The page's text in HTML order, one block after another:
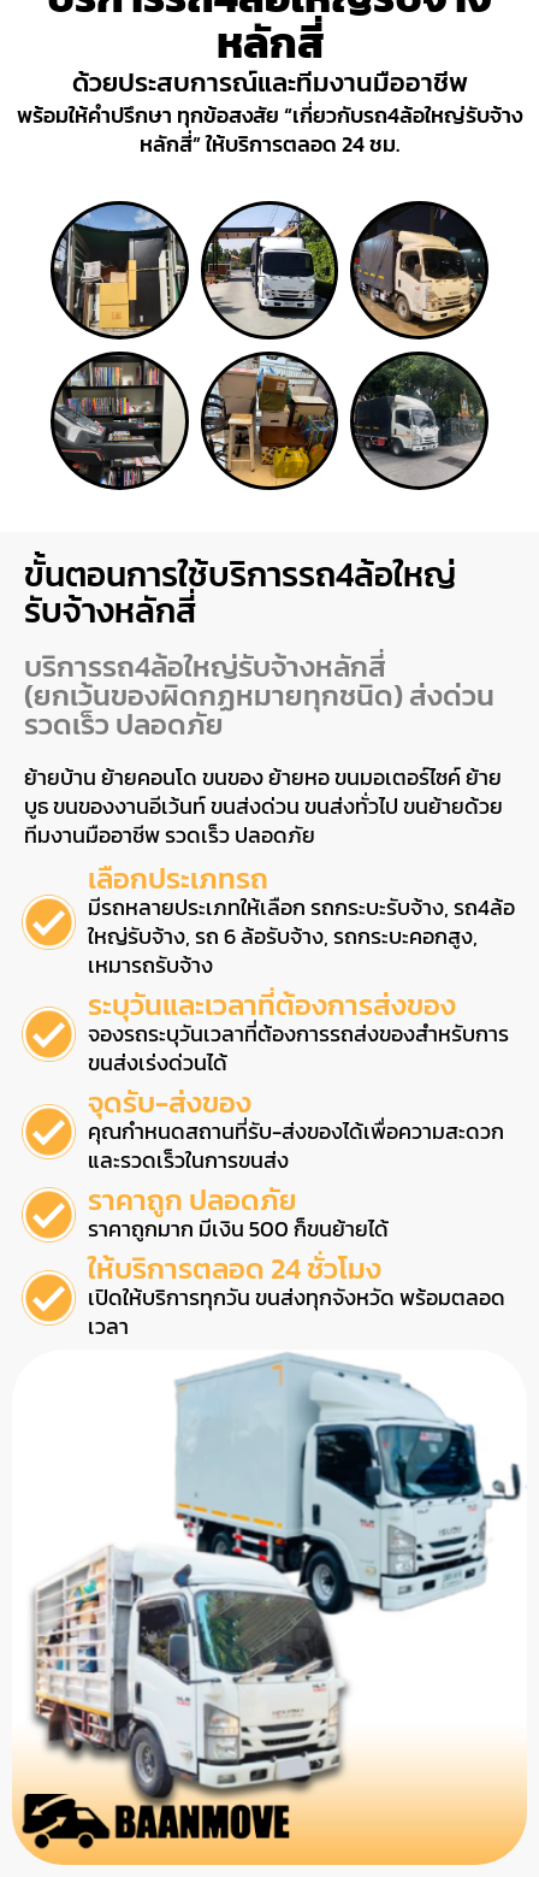
หลักสี่
ด้วยประสบการณ์และทีมงานมืออาชีพ
พร้อมให้คำปรึกษา ทุกข้อสงสัย “เกี่ยวกับรถ4ล้อใหญ่รับจ้าง
หลักสี่” ให้บริการตลอด 24 ชม.
ขั้นตอนการใช้บริการรถ4ล้อใหญ่
รับจ้างหลักสี่
บริการรถ4ล้อใหญ่รับจ้างหลักสี่
(ยกเว้นของผิดกฏหมายทุกชนิด) ส่งด่วน
รวดเร็ว ปลอดภัย
ย้ายบ้าน ย้ายคอนโด ขนของ ย้ายหอ ขนมอเตอร์ไซค์ ย้าย
บูธ ขนของงานอีเว้นท์ ขนส่งด่วน ขนส่งทั่วไป ขนย้ายด้วย
ทีมงานมืออาชีพ รวดเร็ว ปลอดภัย
เลือกประเภทรถ
มีรถหลายประเภทให้เลือก รถกระบะรับจ้าง, รถ4ล้อ
ใหญ่รับจ้าง, รถ 6 ล้อรับจ้าง, รถกระบะคอกสูง,
เหมารถรับจ้าง
ระบุวันและเวลาที่ต้องการส่งของ
จองรถระบุวันเวลาที่ต้องการรถส่งของสำหรับการ
ขนส่งเร่งด่วนได้
จุดรับ-ส่งของ
คุณกำหนดสถานที่รับ-ส่งของได้เพื่อความสะดวก
และรวดเร็วในการขนส่ง
ราคาถูก ปลอดภัย
ราคาถูกมาก มีเงิน 500 ก็ขนย้ายได้
ให้บริการตลอด 24 ชั่วโมง
เปิดให้บริการทุกวัน ขนส่งทุกจังหวัด พร้อมตลอด
เวลา